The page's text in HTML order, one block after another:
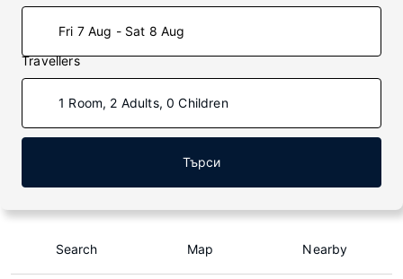
Fri 7 Aug - Sat 8 Aug
Travellers
1 Room, 2 Adults, 0 Children
Търси
Search Map Nearby